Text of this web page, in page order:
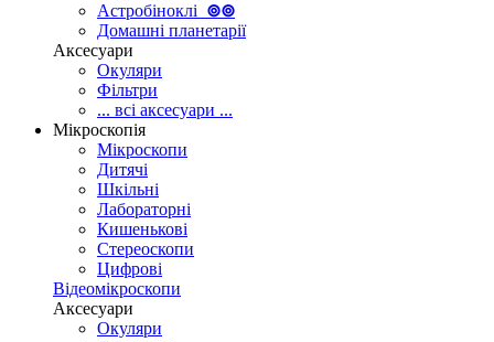
Астробіноклі ⊚⊚
Домашні планетарії
Аксесуари
Окуляри
Фільтри
... всі аксесуари ...
Мікроскопія
Мікроскопи
Дитячі
Шкільні
Лабораторні
Кишенькові
Стереоскопи
Цифрові
Відеомікроскопи
Аксесуари
Окуляри